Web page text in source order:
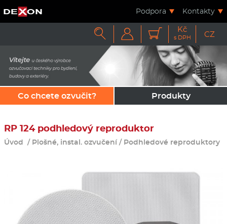
Podpora Kontakty
   Kč
s DPH CZ
Co chcete ozvučit? Produkty
RP 124 podhledový reproduktor
Úvod / Plošné, instal. ozvučení/ Podhledové reproduktory